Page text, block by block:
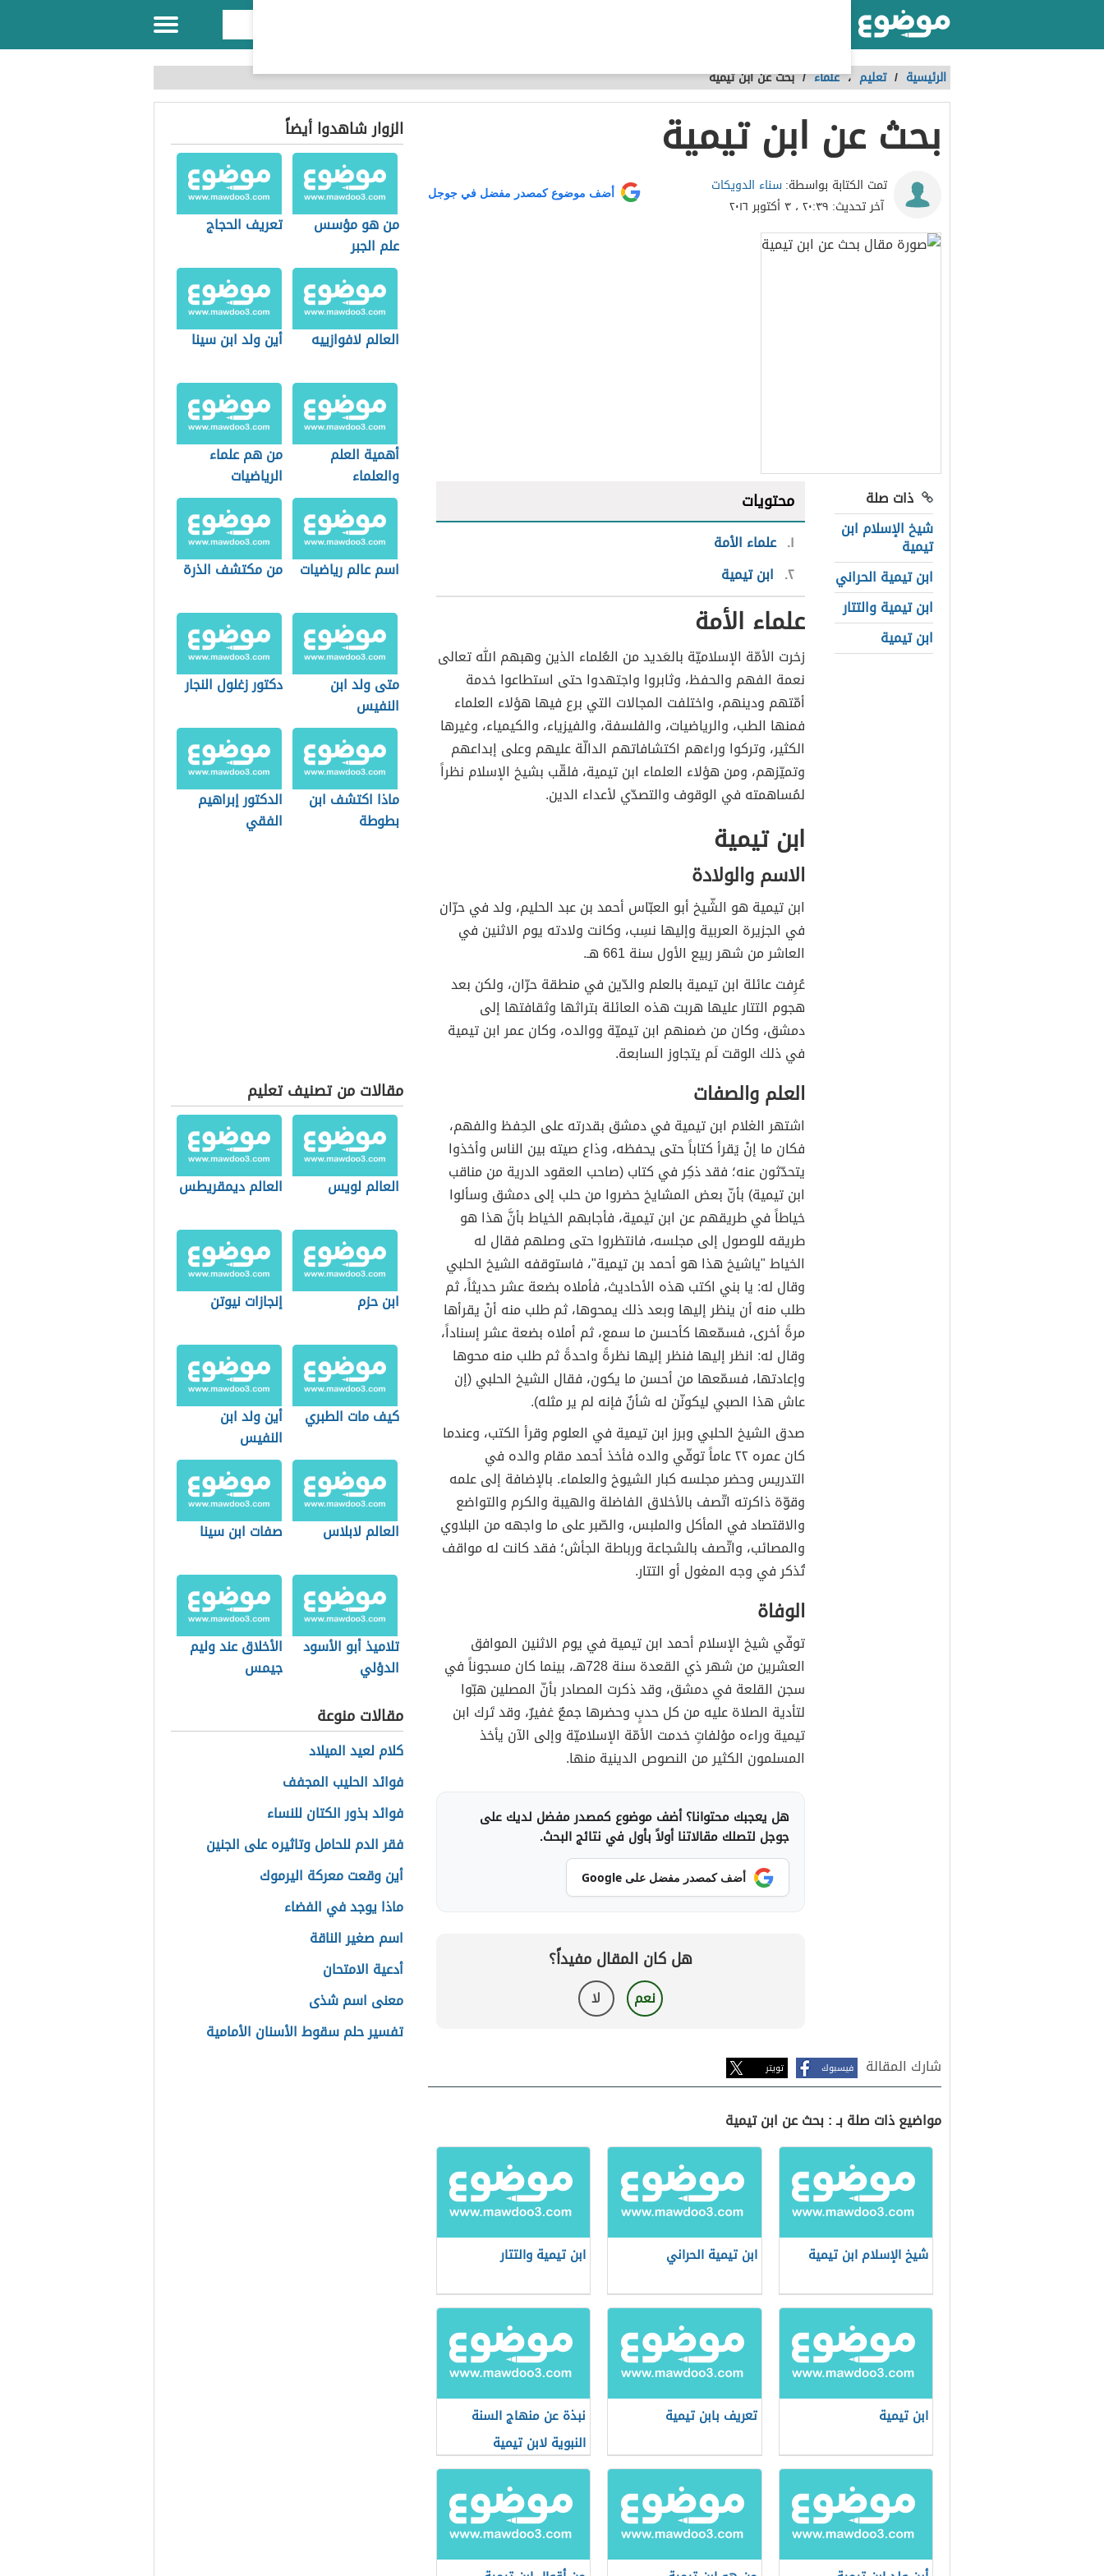
الرئيسية / تعليم ،علماء /بحث عن ابن تيمية
بحث عن ابن تيمية
تمت الكتابة بواسطة:سناء الدويكات
آخر تحديث: ٢٠:٣٩ ، ٣ أكتوبر ٢٠١٦
أضف موضوع كمصدر مفضل في جوجل
ذات صلة
شيخ الإسلام ابن
تيمية
ابن تيمية الحراني
ابن تيمية والتتار
ابن تيمية
محتويات
١ علماء الأمة
٢ ابن تيمية
علماء الأمة
زخرت الأمّة الإسلاميّة بالعَديد من العُلماء الذين وهبهم الله تعالى
نعمة الفهم والحفظ، وثابروا واجتهدوا حتى استطاعوا خدمة
أمّتهم ودينهم، واختلفت المجالات التي برع فيها هؤلاء العلماء
فمنها الطب، والرياضيات، والفلسفة، والفيزياء، والكيمياء، وغيرها
الكثير، وتركوا وراءَهم اكتشافاتهم الدالّة عليهم وعلى إبداعهم
وتميّزهم، ومن هؤلاء العلماء ابن تيمية، فلقّب بشيخ الإسلام نظراً
لمُساهمته في الوقوف والتصدّي لأعداء الدين.
ابن تيمية
الاسم والولادة
ابن تيمية هو الشّيخ أبو العبّاس أحمد بن عبد الحليم، ولد في حرّان
في الجزيرة العربية وإليها نسِب، وكانت ولادته يوم الاثنين في
العاشر من شهر ربيع الأول سنة 661 هـ.
عُرِفت عائلة ابن تيمية بالعلم والدّين في منطقة حرّان، ولكن بعد
هجوم التتار عليها هربت هذه العائلة بتراثها وثقافتها إلى
دمشق، وكان من ضمنهم ابن تيميّة ووالده، وكان عمر ابن تيمية
في ذلك الوقت لَم يتجاوز السابعة.
العلم والصفات
اشتهر الغلام ابن تيمية في دمشق بقدرته على الحِفظ والفهم،
فكان ما إنْ يَقرأ كتاباً حتى يحفظه، وذاع صيته بين الناس وأخذوا
يتحدّثون عنه؛ فقد ذكِر في كتاب (صاحب العقود الدرية من مناقب
ابن تيمية) بأنّ بعض المشايخ حضروا من حلب إلى دمشق وسألوا
خياطاً في طريقهم عن ابن تيمية، فأجابهم الخياط بأنَّ هذا هو
طريقه للوصول إلى مجلسه، فانتظروا حتى وصلهم فقال له
الخياط "ياشيخ هذا هو أحمد بن تيمية"، فاستوقفه الشيخ الحلبي
وقال له: يا بني اكتب هذه الأحاديث، فأملاه بضعة عشر حديثاً، ثم
طلب منه أن ينظر إليها وبعد ذلك يمحوها، ثم طلب منه أنْ يقرأها
مرةً أخرى، فسمّعها كأحسن ما سمع، ثم أملاه بضعة عشر إسناداً،
وقال له: انظر إليها فنظر إليها نظرةً واحدةً ثم طلب منه محوها
وإعادتها، فسمّعها من أحسن ما يكون، فقال الشيخ الحلبي (إن
عاش هذا الصبي ليكونّن له شأنٌ فإنه لم ير مثله).
صدق الشيخ الحلبي وبرز ابن تيمية في العلوم وقرأ الكتب، وعندما
كان عمره ٢٢ عاماً توفّي والده فأخذ أحمد مقام والده في
التدريس وحضر مجلسه كبار الشيوخ والعلماء. بالإضافة إلى علمه
وقوّة ذاكرته اتّصف بالأخلاق الفاضلة والهيبة والكرم والتواضع
والاقتصاد في المأكل والملبس، والصّبر على ما واجهه من البلاوي
والمصائب، واتّصف بالشجاعة ورباطة الجأش؛ فقد كانت له مواقف
تُذكر في وجه المغول أو التتار.
الوفاة
توفّي شيخ الإسلام أحمد ابن تيمية في يوم الاثنين الموافق
العشرين من شهر ذي القعدة سنة 728هـ، بينما كان مسجوناً في
سجن القلعة في دمشق، وقد ذكرت المصادر بأنّ المصلين هبّوا
لتأدية الصلاة عليه من كل حدبٍ وحضرها جمعٌ غفيرٌ، وقد تَرك ابن
تيمية وراءه مؤلفاتٍ خدمت الأمّة الإسلاميّة وإلى الآن يأخذ
المسلمون الكثير من النصوص الدينية منها.
هل يعجبك محتوانا؟ أضف موضوع كمصدر مفضل لديك على
جوجل لتصلك مقالاتنا أولاً بأول في نتائج البحث.
أضف كمصدر مفضل على Google
هل كان المقال مفيداً؟
نعم لا
شارك المقالة فيسبوك تويتر
مواضيع ذات صلة بـ : بحث عن ابن تيمية
شيخ الإسلام ابن تيمية ابن تيمية الحراني ابن تيمية والتتار
ابن تيمية تعريف بابن تيمية
نبذة عن منهاج السنة
النبوية لابن تيمية
الزوار شاهدوا أيضاً
من هو مؤسس
علم الجبر
تعريف الحجاج
العالم لافوازييه أين ولد ابن سينا
أهمية العلم
والعلماء
من هم علماء
الرياضيات
اسم عالم رياضيات من مكتشف الذرة
متى ولد ابن
النفيس
دكتور زغلول النجار
ماذا اكتشف ابن
بطوطة
الدكتور إبراهيم
الفقي
مقالات من تصنيف تعليم
العالم لويس العالم ديمقريطس
ابن حزم إنجازات نيوتن
كيف مات الطبري
أين ولد ابن
النفيس
العالم لابلاس صفات ابن سينا
تلاميذ أبو الأسود
الدؤلي
الأخلاق عند وليم
جيمس
مقالات منوعة
كلام لعيد الميلاد
فوائد الحليب المجفف
فوائد بذور الكتان للنساء
فقر الدم للحامل وتاثيره على الجنين
أين وقعت معركة اليرموك
ماذا يوجد في الفضاء
اسم صغير الناقة
أدعية الامتحان
معنى اسم شذى
تفسير حلم سقوط الأسنان الأمامية